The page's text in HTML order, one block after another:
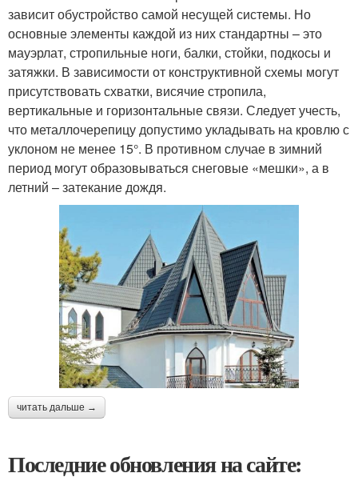
зависит обустройство самой несущей системы. Но
основные элементы каждой из них стандартны – это
мауэрлат, стропильные ноги, балки, стойки, подкосы и
затяжки. В зависимости от конструктивной схемы могут
присутствовать схватки, висячие стропила,
вертикальные и горизонтальные связи. Следует учесть,
что металлочерепицу допустимо укладывать на кровлю с
уклоном не менее 15°. В противном случае в зимний
период могут образовываться снеговые «мешки», а в
летний – затекание дождя.
читать дальше →
Последние обновления на сайте: